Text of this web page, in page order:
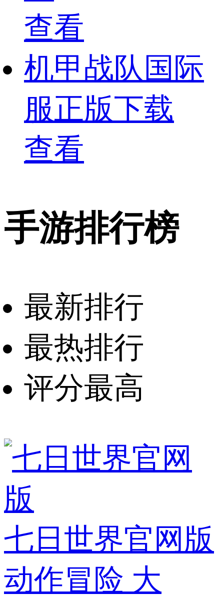
查看
机甲战队国际
服正版下载
查看
手游排行榜
最新排行
最热排行
评分最高
七日世界官网版
动作冒险 大